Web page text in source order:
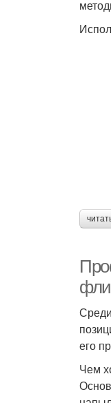
его
Чем